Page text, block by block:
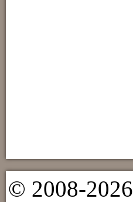
© 2008-2026